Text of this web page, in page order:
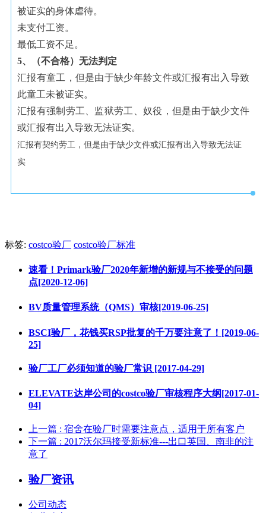
被证实的身体虐待。
未支付工资。
最低工资不足。
5、（不合格）无法判定
汇报有童工，但是由于缺少年龄文件或汇报有出入导致
此童工未被证实。
汇报有强制劳工、监狱劳工、奴役，但是由于缺少文件
或汇报有出入导致无法证实。
汇报有契约劳工，但是由于缺少文件或汇报有出入导致无法证
实
标签: costco验厂 costco验厂标准
速看！Primark验厂2020年新增的新规与不接受的问题
点[2020-12-06]
BV质量管理系统（QMS）审核[2019-06-25]
BSCI验厂，花钱买RSP批复的千万要注意了！[2019-06-
25]
验厂工厂必须知道的验厂常识 [2017-04-29]
ELEVATE达岸公司的costco验厂审核程序大纲[2017-01-
04]
上一篇 : 宿舍在验厂时需要注意点，适用于所有客户
下一篇 : 2017沃尔玛接受新标准---出口英国、南非的注
意了
验厂资讯
公司动态